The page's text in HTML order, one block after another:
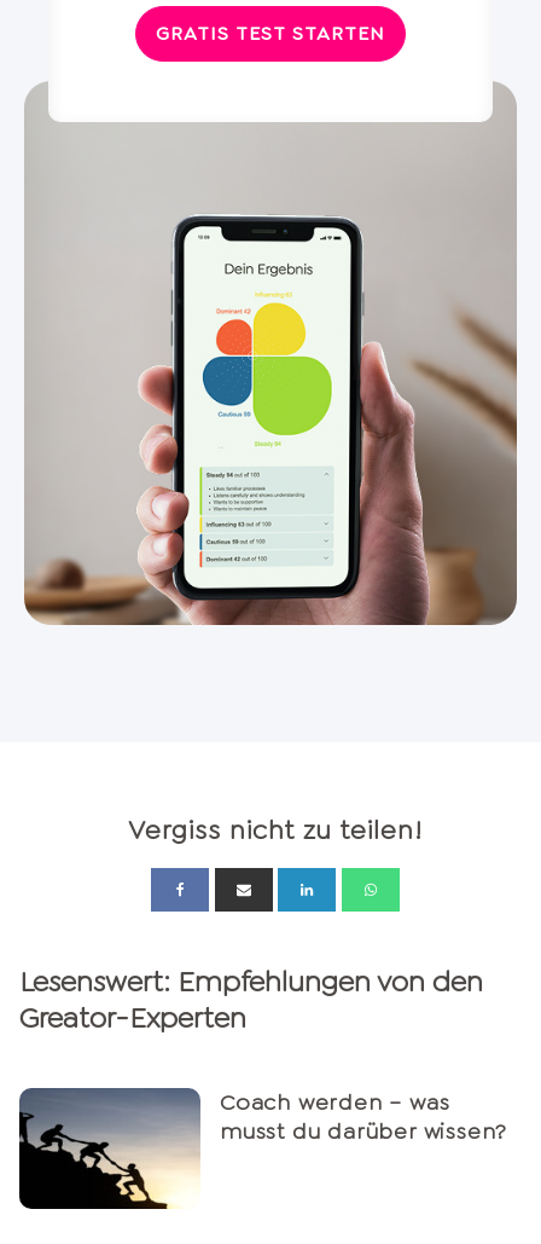
GRATIS TEST STARTEN
Vergiss nicht zu teilen!
Lesenswert: Empfehlungen von den
Greator-Experten
Coach werden – was
musst du darüber wissen?